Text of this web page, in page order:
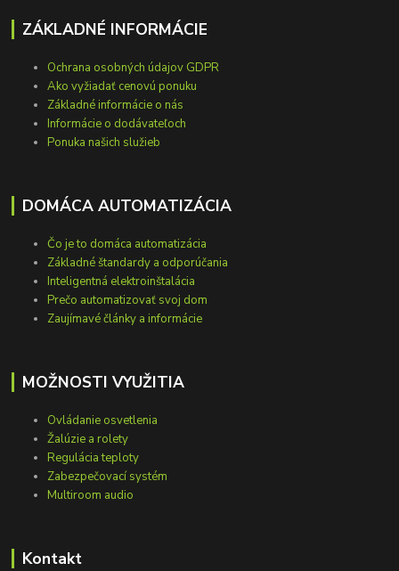
ZÁKLADNÉ INFORMÁCIE
Ochrana osobných údajov GDPR
Ako vyžiadať cenovú ponuku
Základné informácie o nás
Informácie o dodávateľoch
Ponuka našich služieb
DOMÁCA AUTOMATIZÁCIA
Čo je to domáca automatizácia
Základné štandardy a odporúčania
Inteligentná elektroinštalácia
Prečo automatizovať svoj dom
Zaujímavé články a informácie
MOŽNOSTI VYUŽITIA
Ovládanie osvetlenia
Žalúzie a rolety
Regulácia teploty
Zabezpečovací systém
Multiroom audio
Kontakt